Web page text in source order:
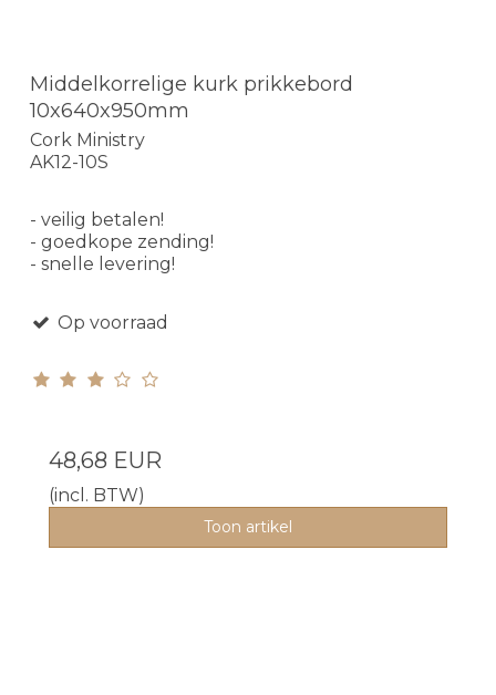
Middelkorrelige kurk prikkebord
10x640x950mm
Cork Ministry
AK12-10S
- veilig betalen!
- goedkope zending!
- snelle levering!
Op voorraad
48,68 EUR
(incl. BTW)
Toon artikel